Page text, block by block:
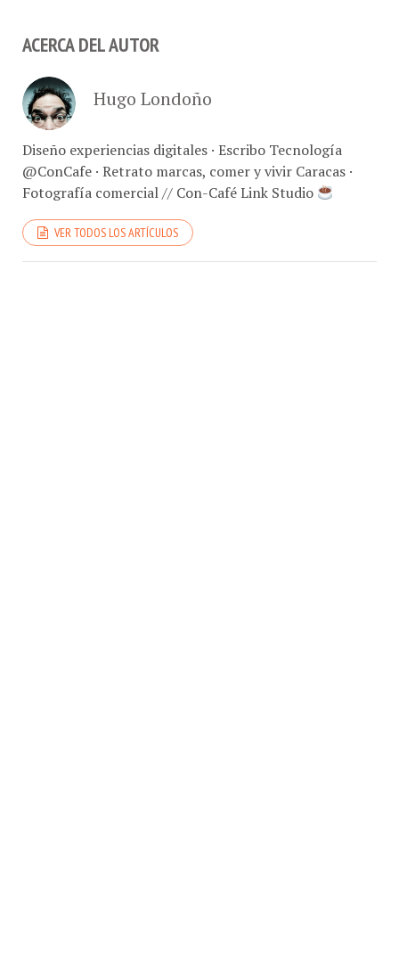
ACERCA DEL AUTOR
Hugo Londoño
Diseño experiencias digitales · Escribo Tecnología
@ConCafe · Retrato marcas, comer y vivir Caracas ·
Fotografía comercial // Con-Café Link Studio
VER TODOS LOS ARTÍCULOS